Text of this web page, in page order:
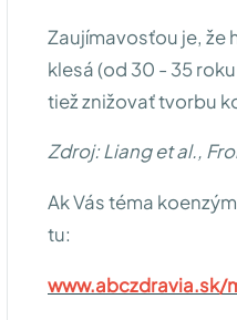
Zaujímavosťou je, že
klesá (od 30 - 35
tiež znižovať tvorbu
Zdroj: Liang et al.,
Ak Vás téma
tu: